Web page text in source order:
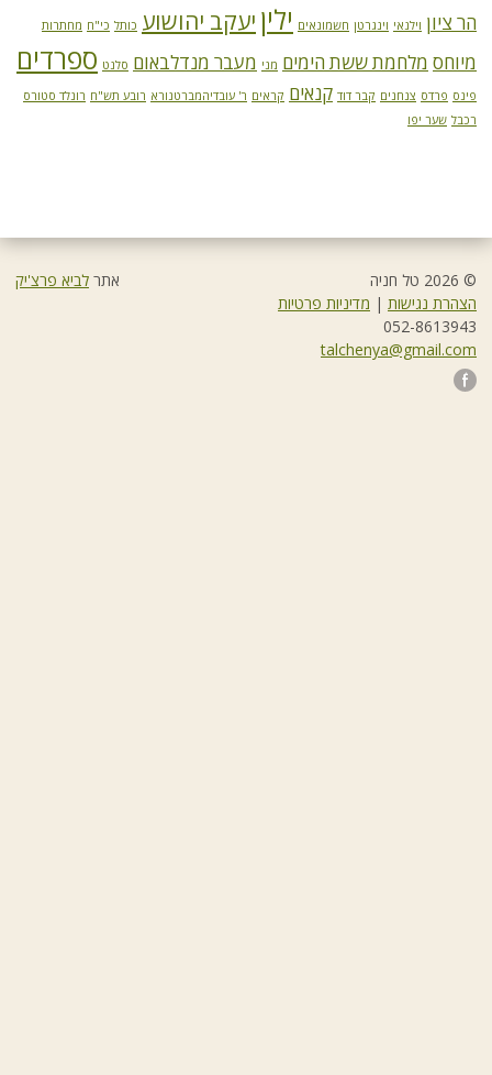
הר ציון וילנאי וינגרטן חשמונאים ילין יעקב יהושוע כותל כי"ח מחתרות
מיוחס מלחמת ששת הימים מני מעבר מנדלבאום סלנט ספרדים
פינס פרדס צנחנים קבר דוד קנאים קראים ר' עובדיהמברטנורא רובע תש"ח רונלד סטורס
רכבל שער יפו
© 2026 טל חניה
הצהרת נגישות | מדיניות פרטיות
052-8613943
talchenya@gmail.com
אתר לביא פרצ'יק